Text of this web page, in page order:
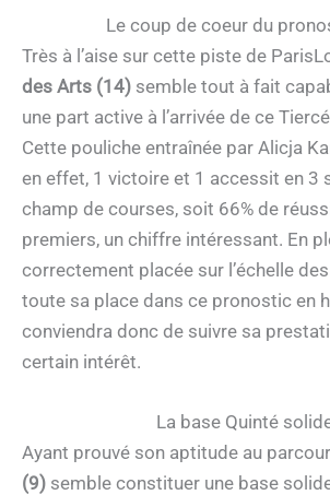
Le coup de coeur du
Très à l’aise sur cette piste de
des Arts (14) semble tout à fait
une part active à l’arrivée de ce
Cette pouliche entraînée par Alicja
en effet, 1 victoire et 1 accessit en 3
champ de courses, soit 66% de
premiers, un chiffre intéressant. En
correctement placée sur l’échelle
toute sa place dans ce pronostic en
conviendra donc de suivre sa
certain intérêt.
La base Quinté
Ayant prouvé son aptitude au
(9) semble constituer une base